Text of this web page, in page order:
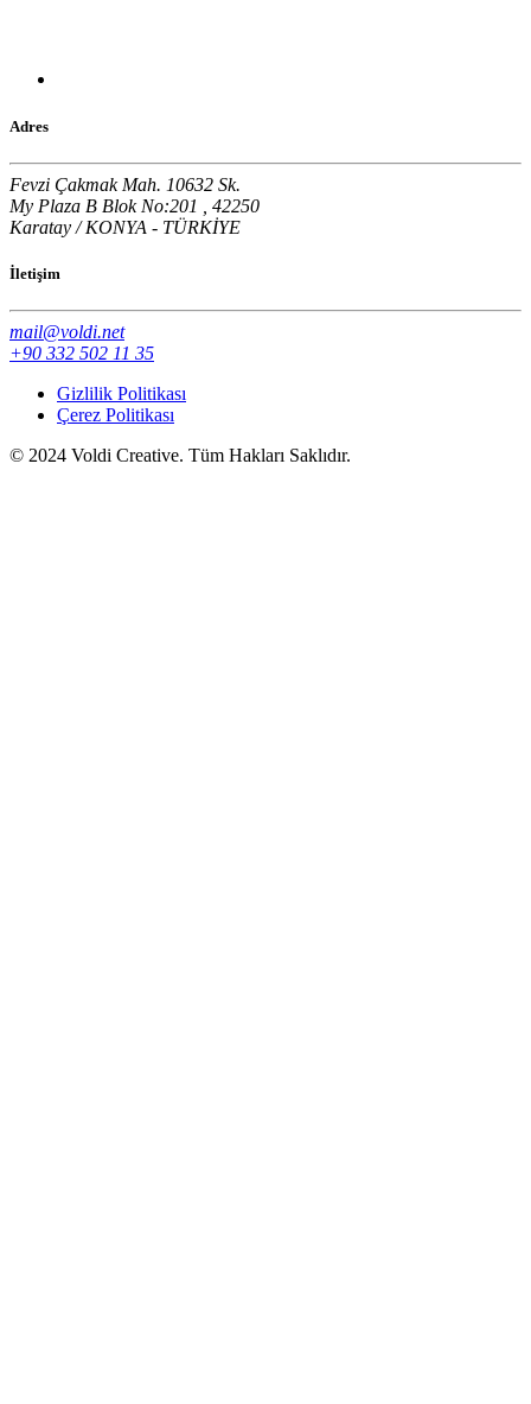
Adres
Fevzi Çakmak Mah. 10632 Sk.
My Plaza B Blok No:201 , 42250
Karatay / KONYA - TÜRKİYE
İletişim
mail@voldi.net
+90 332 502 11 35
Gizlilik Politikası
Çerez Politikası
© 2024 Voldi Creative. Tüm Hakları Saklıdır.